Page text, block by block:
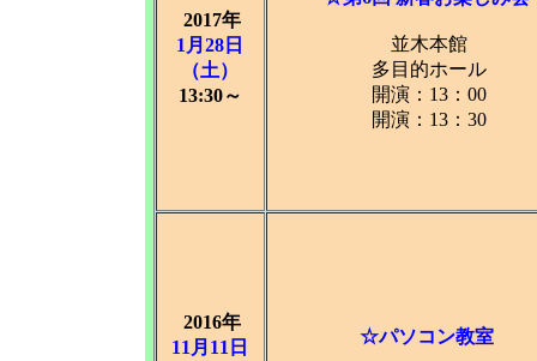
2017年
1月28日
（土）
13:30～
並木本館
多目的ホール
開演：13：00
開演：13：30
2016年
11月11日
☆パソコン教室